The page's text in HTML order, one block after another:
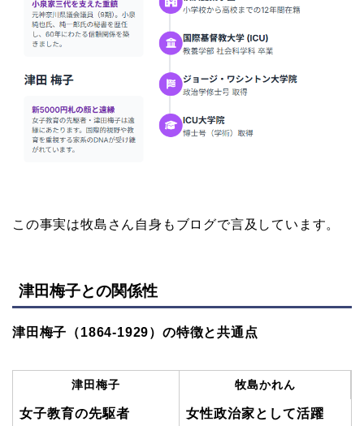
この事実は牧島さん自身もブログで言及しています。
津田梅子との関係性
津田梅子（1864-1929）の特徴と共通点
津田梅子 牧島かれん
女子教育の先駆者 女性政治家として活躍